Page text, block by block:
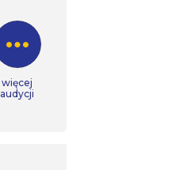
więcej
audycji